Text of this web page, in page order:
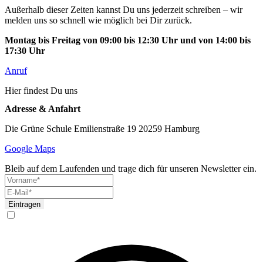
Außerhalb dieser Zeiten kannst Du uns jederzeit schreiben – wir
melden uns so schnell wie möglich bei Dir zurück.
Montag bis Freitag von 09:00 bis 12:30 Uhr und von 14:00 bis
17:30 Uhr
Anruf
Hier findest Du uns
Adresse & Anfahrt
Die Grüne Schule Emilienstraße 19 20259 Hamburg
Google Maps
Bleib auf dem Laufenden und trage dich für unseren Newsletter ein.